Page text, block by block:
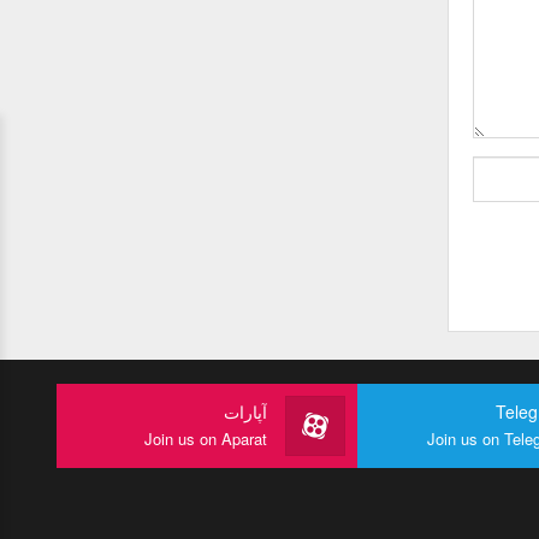
Join us on
آپارات
Join us on Aparat